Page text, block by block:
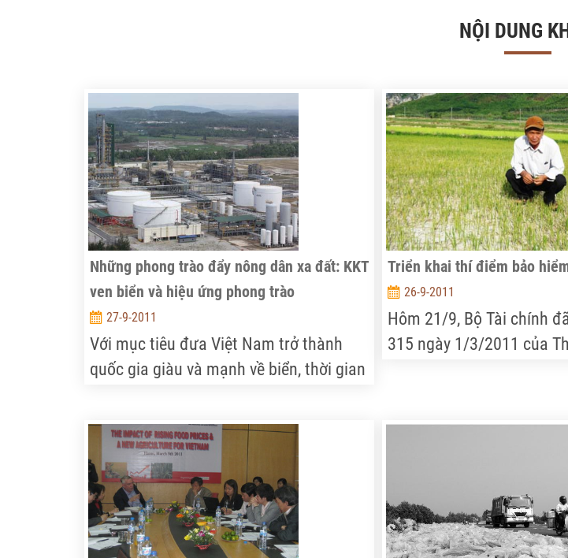
NỘI DUNG
Những phong trào đẩy nông dân xa đất: KKT
ven biển và hiệu ứng phong trào
27-9-2011
Với mục tiêu đưa Việt Nam trở thành
quốc gia giàu và mạnh về biển, thời gian
tế ven biển đã được thực hiện. Kể từ
năm 2003 đến nay, cả nước đã có 15
khu kinh tế ven biển, sử dụng trên
660.000ha mặt đất và mặt nước biển,
bằng khoảng 2% tổng diện tích tự nhiên.
Tuy nhiên, chỉ có khu kinh tế Dung Quất
Triển khai thí điểm bảo
26-9-2011
Hôm 21/9, Bộ Tài chính
315 ngày 1/3/2011 của
2013.